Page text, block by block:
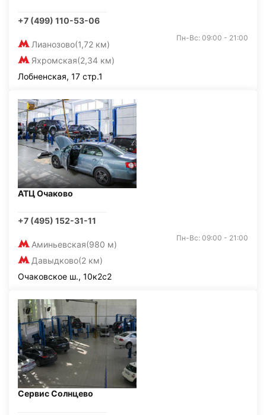
+7 (499) 110-53-06
Лианозово(1,72 км)
Яхромская(2,34 км)
Пн-Вс: 09:00 - 21:00
Лобненская, 17 стр.1
АТЦ Очаково
+7 (495) 152-31-11
Аминьевская(980 м)
Давыдково(2 км)
Пн-Вс: 09:00 - 21:00
Очаковское ш., 10к2с2
Сервис Солнцево